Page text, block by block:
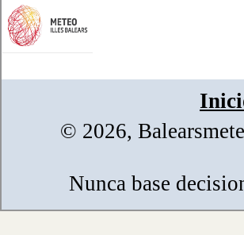
© 2026,
Nunca base